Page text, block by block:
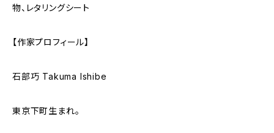
物、レタリングシート
【作家プロフィール】
石部巧 Takuma Ishibe
東京下町生まれ。